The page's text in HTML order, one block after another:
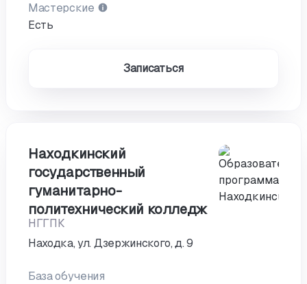
Мастерские
Есть
Записаться
Находкинский
государственный
гуманитарно-
политехнический колледж
НГГПК
Находка, ул. Дзержинского, д. 9
База обучения